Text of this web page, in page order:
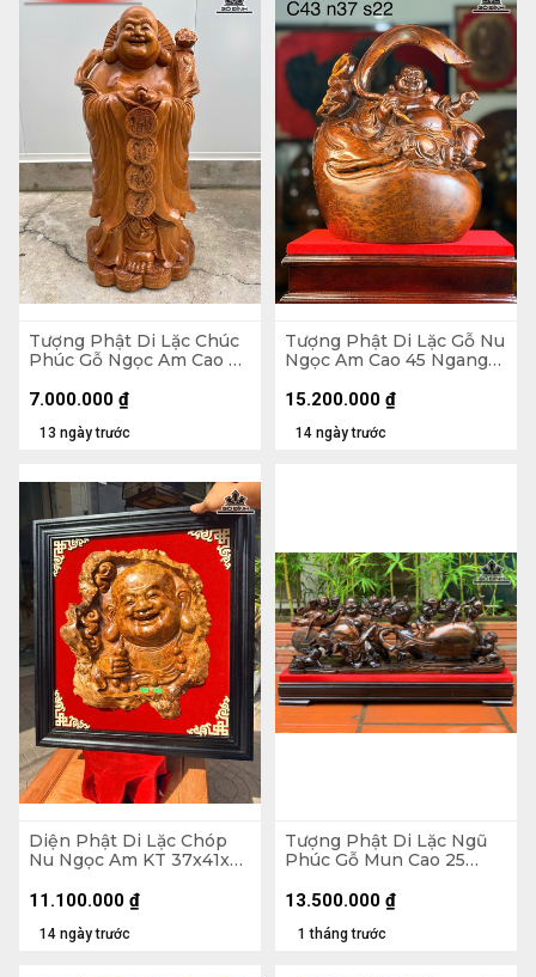
Tượng Phật Di Lặc Chúc
Phúc Gỗ Ngọc Am Cao 90
13 ngày trước
7.000.000 ₫
Tượng Phật Di Lặc Gỗ Nu
Ngọc Am Cao 45 Ngang
14 ngày trước
15.200.000 ₫
Diện Phật Di Lặc Chóp
Nu Ngọc Am KT 37x41x7
14 ngày trước
11.100.000 ₫
Tượng Phật Di Lặc Ngũ
Phúc Gỗ Mun Cao 25
1 tháng trước
13.500.000 ₫